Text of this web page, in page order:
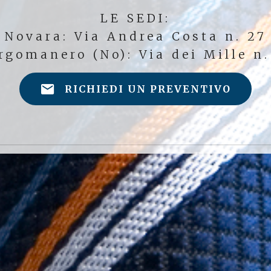
LE SEDI:
Novara: Via Andrea Costa n. 27
(No): Via dei Mille n.
RICHIEDI UN PREVENTIVO